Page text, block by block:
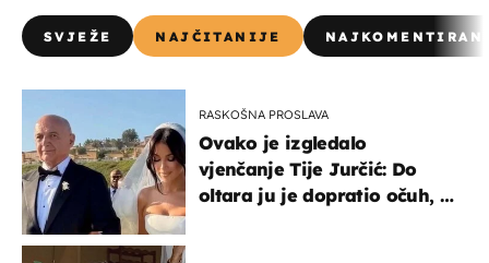
SVJEŽE NAJČITANIJE
RASKOŠNA PROSLAVA
Ovako je izgledalo
vjenčanje Tije Jurčić: Do
oltara ju je dopratio očuh, a